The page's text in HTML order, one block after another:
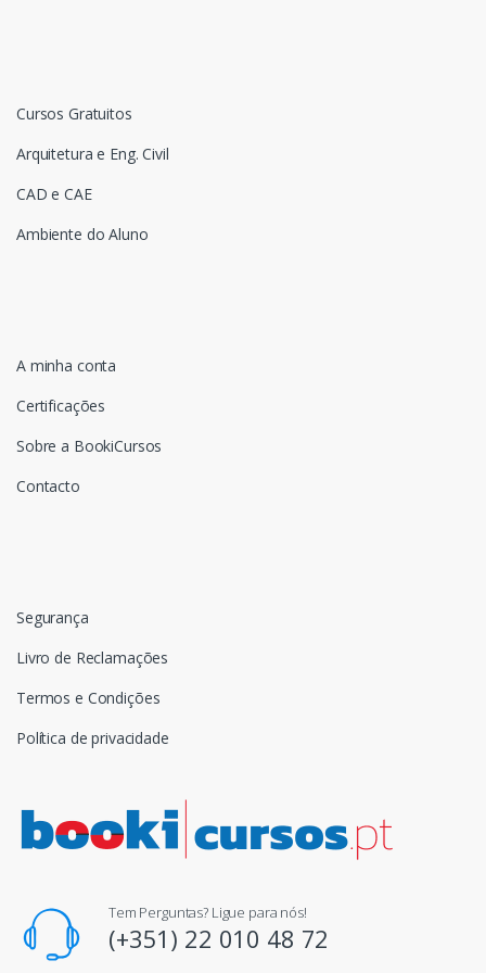
Cursos Gratuitos
Arquitetura e Eng. Civil
CAD e CAE
Ambiente do Aluno
A minha conta
Certificações
Sobre a BookiCursos
Contacto
Segurança
Livro de Reclamações
Termos e Condições
Política de privacidade
Tem Perguntas? Ligue para nós!
(+351) 22 010 48 72